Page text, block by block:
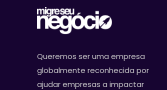
Queremos ser uma empresa
globalmente reconhecida por
ajudar empresas a impactar